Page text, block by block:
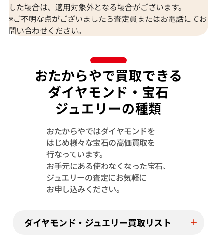
Pt900/Pt850 アレキサンドライト・ダイ
ヤモンド ネックレス/ペンダントトップ
参考買取価格
2025年11月10日時点
アイ・ダイヤモ
2026年7月10日
した場合は、適用対象外となる場合がございます。
※ご不明な点がございましたら査定員またはお電話にてお
問い合わせください。
おたからやで買取できる
ダイヤモンド・宝石
ジュエリーの種類
おたからやではダイヤモンドを
はじめ様々な宝石の高価買取を
行なっています。
お手元にある使わなくなった宝石、
ジュエリーの査定にお気軽に
お申し込みください。
ダイヤモンド・ジュエリー買取リスト